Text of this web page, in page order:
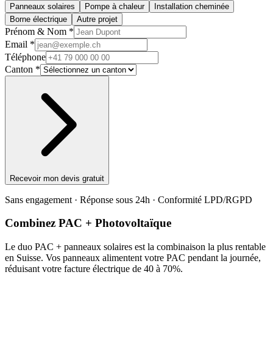
Panneaux solaires Pompe à chaleur
Installation cheminée
Borne électrique
Autre projet
Prénom & Nom *
Email *
Téléphone
Canton *
Recevoir mon devis gratuit
Sans engagement · Réponse sous 24h · Conformité LPD/RGPD
Combinez PAC + Photovoltaïque
Le duo PAC + panneaux solaires est la combinaison la plus rentable
en Suisse. Vos panneaux alimentent votre PAC pendant la journée,
réduisant votre facture électrique de 40 à 70%.